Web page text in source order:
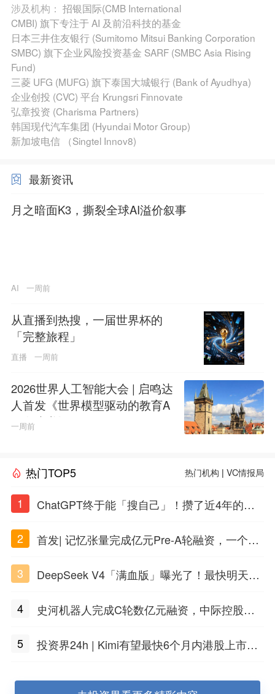
涉及机构： 招银国际(CMB International
CMBI) 旗下专注于 AI 及前沿科技的基金
日本三井住友银行 (Sumitomo Mitsui Banking Corporation
SMBC) 旗下企业风险投资基金 SARF (SMBC Asia Rising
Fund)
三菱 UFG (MUFG) 旗下泰国大城银行 (Bank of Ayudhya)
企业创投 (CVC) 平台 Krungsri Finnovate
弘章投资 (Charisma Partners)
韩国现代汽车集团 (Hyundai Motor Group)
新加坡电信 （Singtel Innov8)
最新资讯
月之暗面K3，撕裂全球AI溢价叙事
AI 一周前
从直播到热搜，一届世界杯的
「完整旅程」
直播 一周前
2026世界人工智能大会 | 启鸣达
人首发《世界模型驱动的教育A
GI白皮书》
一周前
热门TOP5 热门机构 |VC情报局
1
ChatGPT终于能「搜自己」！攒了近4年的对
2
首发| 记忆张量完成亿元Pre-A轮融资，一个上
3
DeepSeek V4「满血版」曝光了！最快明天发
4
史河机器人完成C轮数亿元融资，中际控股领
5
投资界24h | Kimi有望最快6个月内港股上市；